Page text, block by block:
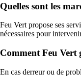
Quelles sont les
Feu Vert propose ses
nécessaires pour
Comment Feu Vert
En cas derreur ou de